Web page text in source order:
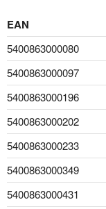
EAN
5400863000080
5400863000097
5400863000196
5400863000202
5400863000233
5400863000349
5400863000431